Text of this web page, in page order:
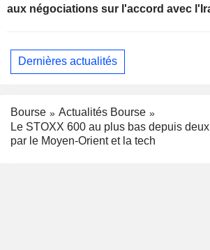
aux négociations sur l'accord avec
Dernières actualités
Bourse
Actualités Bourse
Le STOXX 600 au plus bas depuis
par le Moyen-Orient et la tech